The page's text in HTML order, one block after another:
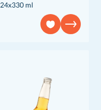
24x330 ml